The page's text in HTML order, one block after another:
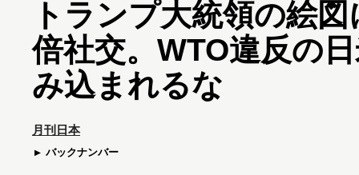
トランプ大統領の絵
倍社交。WTO違反の
み込まれるな
月刊日本
バックナンバー